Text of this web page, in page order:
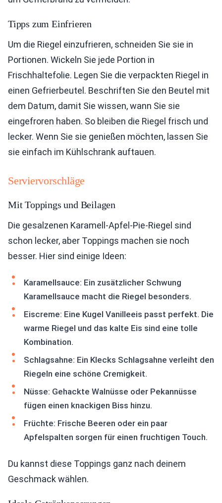
Tipps zum Einfrieren
Um die Riegel einzufrieren, schneiden Sie sie in
Portionen. Wickeln Sie jede Portion in
Frischhaltefolie. Legen Sie die verpackten Riegel in
einen Gefrierbeutel. Beschriften Sie den Beutel mit
dem Datum, damit Sie wissen, wann Sie sie
eingefroren haben. So bleiben die Riegel frisch und
lecker. Wenn Sie sie genießen möchten, lassen Sie
sie einfach im Kühlschrank auftauen.
Serviervorschläge
Mit Toppings und Beilagen
Die gesalzenen Karamell-Apfel-Pie-Riegel sind
schon lecker, aber Toppings machen sie noch
besser. Hier sind einige Ideen:
Karamellsauce: Ein zusätzlicher Schwung
Karamellsauce macht die Riegel besonders.
Eiscreme: Eine Kugel Vanilleeis passt perfekt. Die
warme Riegel und das kalte Eis sind eine tolle
Kombination.
Schlagsahne: Ein Klecks Schlagsahne verleiht den
Riegeln eine schöne Cremigkeit.
Nüsse: Gehackte Walnüsse oder Pekannüsse
fügen einen knackigen Biss hinzu.
Früchte: Frische Beeren oder ein paar
Apfelspalten sorgen für einen fruchtigen Touch.
Du kannst diese Toppings ganz nach deinem
Geschmack wählen.